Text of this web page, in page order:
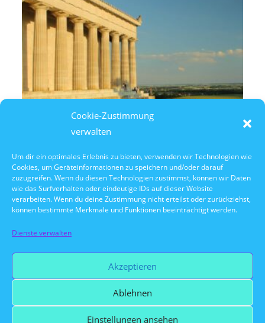
Cookie-Zustimmung
verwalten
Um dir ein optimales Erlebnis zu bieten, verwenden wir Technologien wie
Cookies, um Geräteinformationen zu speichern und/oder darauf
zuzugreifen. Wenn du diesen Technologien zustimmst, können wir Daten
wie das Surfverhalten oder eindeutige IDs auf dieser Website
verarbeiten. Wenn du deine Zustimmung nicht erteilst oder zurückziehst,
können bestimmte Merkmale und Funktionen beeinträchtigt werden.
Dienste verwalten
Akzeptieren
Ablehnen
Einstellungen ansehen
8. August 2026
14:30 Uhr Walhalla Schifffahrt
Vorherige Veranstaltung
Nächste Veranstaltung